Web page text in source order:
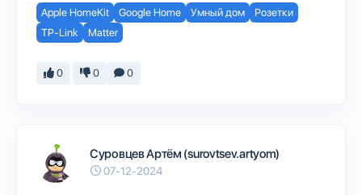
Apple HomeKit Google Home Умный дом
Розетки
TP-Link
Matter
0 0 0
Суровцев Артём (surovtsev.artyom)
07-12-2024